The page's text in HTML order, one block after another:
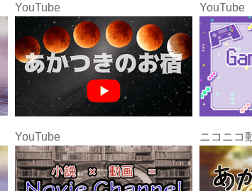
YouTube
YouTube
YouTube
ニコニコ